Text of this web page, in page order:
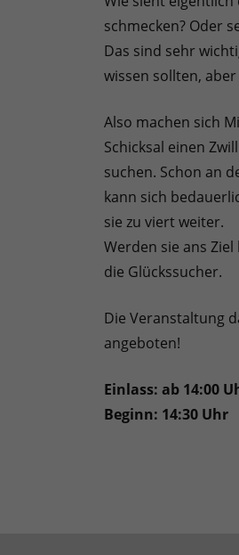
schmecken? Oder
Das sind sehr
wissen sollten,
Also machen sich
Schicksal einen
suchen. Schon an
kann sich
sie zu viert weiter.
Werden sie ans
die Glückssucher.
Die Veranstaltung
angeboten!
Einlass: ab 14:00
Beginn: 14:30 Uhr